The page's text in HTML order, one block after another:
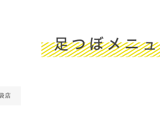
足つぼメニ
店